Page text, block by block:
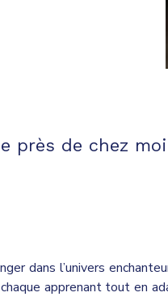
près de chez
dans l’univers
apprenant tout en